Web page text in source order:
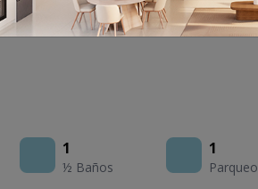
de una habitacion
1
½ Baños
1
Parqueo